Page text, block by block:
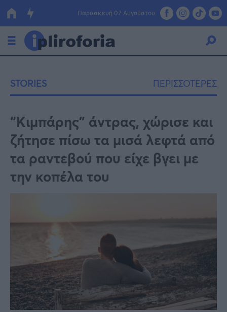
Παρασκευή 07 Αυγούστου
Οικονομία
Πολιτική
Τράπεζες
Επιδοτήσεις
ΕΣΠΑ
Κόσμος
Lifestyle
Γυναίκα
Καιρός
STORIES ΠΕΡΙΣΣΟΤΕΡΕΣ
“Κιμπάρης” άντρας, χώρισε και
ζήτησε πίσω τα μισά λεφτά από
τα ραντεβού που είχε βγει με
την κοπέλα του